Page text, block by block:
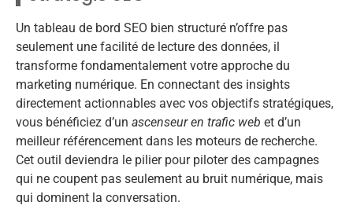
Un tableau de bord SEO bien structuré n’offre pas
seulement une facilité de lecture des données, il
transforme fondamentalement votre approche du
marketing numérique. En connectant des insights
directement actionnables avec vos objectifs stratégiques,
vous bénéficiez d’un ascenseur en trafic web et d’un
meilleur référencement dans les moteurs de recherche.
Cet outil deviendra le pilier pour piloter des campagnes
qui ne coupent pas seulement au bruit numérique, mais
qui dominent la conversation.